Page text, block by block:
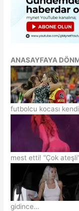
ANASAYFAYA
futbolcu kocası
mest etti! “Çok
gidince…